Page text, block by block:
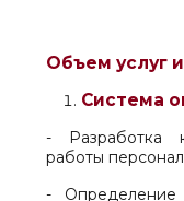
Объем услуг
Система
- Разработка
работы
- Определение